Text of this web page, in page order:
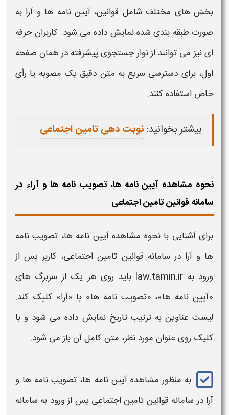
بخش های مختلف شامل قوانین، آیین نامه ها و آرا به
صورت طبقه بندی شده نمایش داده می شود. کاربران حرفه
ای نیز می توانند از نوار جستجوی پیشرفته در همان صفحه
اول، برای دسترسی سریع به متن دقیق یک مصوبه یا رأی
خاص استفاده کنند.
بیشتر بخوانید: نوبت دهی تامین اجتماعی
نحوه مشاهده آیین نامه ها، تصویب نامه ها و آراء در
سامانه قوانین تامین اجتماعی
برای آشنایی با نحوه مشاهدهآیین نامه ها، تصویب نامه
ها وآرا در سامانه قوانین تامین اجتماعی، کاربر پس از
ورود به law.tamin.ir باید روی هر یک از سربرگ های
«آیین نامه ها»، «تصویب نامه ها» یا «آرا» کلیک کند.
لیست عناوین به ترتیب تاریخ نمایش داده می شود و با
کلیک روی عنوان مورد نظر، متن کامل آن باز می شود.
به منظور مشاهده آیین نامه ها، تصویب نامه ها و
آرا در سامانه قوانین تامین اجتماعی پس از ورود به سامانه